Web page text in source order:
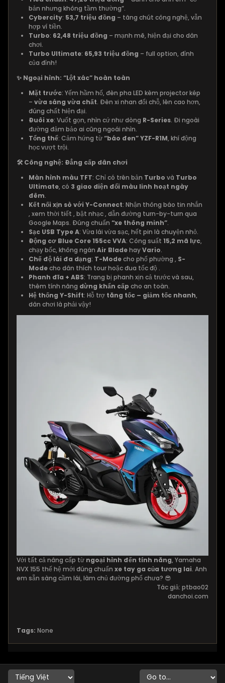
bản nhưng không tầm thường”.
Cybercity: 53,7 triệu đồng – tăng chút công nghệ, vẫn
hợp ví tiền.
Turbo: 62,48 triệu đồng – mạnh mẽ, hiện đại cho dân
chơi.
Turbo Ultimate: 65,93 triệu đồng – full option, đỉnh
của đỉnh!
✨ Ngoại hình: “Lột xác” hoàn toàn
Mặt trước: Yếm hầm hố, đèn pha LED kèm projector kép
– vừa sáng vừa chất. Đèn xi nhan đổi chỗ, lên cao hơn,
đúng chất hiện đại.
Đuôi xe: Vuốt gọn, nhìn cứ như dòng R-Series. Đi ngoài
đường đảm bảo ai cũng ngoái nhìn.
Tổng thể: Cảm hứng từ“báo đen” YZF-R1M, khí động
học vượt trội.
🛠️ Công nghệ: Đẳng cấp dân chơi
Màn hình màu TFT: Chỉ có trên bản Turbo và Turbo
Ultimate, có 3 giao diện đổi màu linh hoạt ngày
đêm.
Kết nối xịn sò với Y-Connect: Nhận thông báo tin nhắn
, xem thời tiết , bật nhạc , dẫn đường turn-by-turn qua
Google Maps. Đúng chuẩn “xe thông minh”.
Sạc USB Type A: Vừa lái vừa sạc, hết pin là chuyện nhỏ.
Động cơ Blue Core 155cc VVA: Công suất 15,2 mã lực,
chạy bốc, không ngán Air BladehayVario.
Chế độ lái đa dạng: T-Modecho phố phường , S-
Modecho dân thích tour hoặc đua tốc độ .
Phanh đĩa + ABS: Trang bị phanh xịn cả trước và sau,
thêm tính năng dừng khẩn cấp cho an toàn.
Hệ thống Y-Shift: Hỗ trợ tăng tốc – giảm tốc nhanh,
dân chơi là phải vậy!
Với tất cả nâng cấp từ ngoại hình đến tính năng, Yamaha
NVX 155 thế hệ mới đúng chuẩn xe tay ga của tương lai. Anh
em sẵn sàng cầm lái, làm chủ đường phố chưa? 😎
Tác giả: ptbao02
danchoi.com
Tags: None